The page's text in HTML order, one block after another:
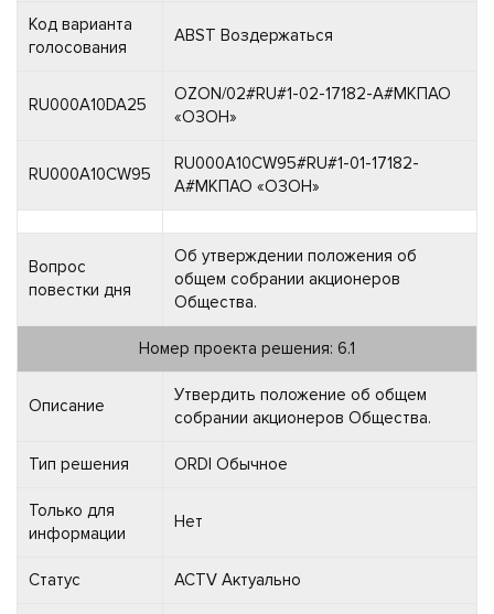
Код варианта
голосования
ABST Воздержаться
RU000A10DA25
OZON/02#RU#1-02-17182-A#МКПАО
«ОЗОН»
RU000A10CW95
RU000A10CW95#RU#1-01-17182-
A#МКПАО «ОЗОН»
Вопрос
повестки дня
Об утверждении положения об
общем собрании акционеров
Общества.
Номер проекта решения: 6.1
Описание
Утвердить положение об общем
собрании акционеров Общества.
Тип решения ORDI Обычное
Только для
информации
Нет
Статус ACTV Актуально